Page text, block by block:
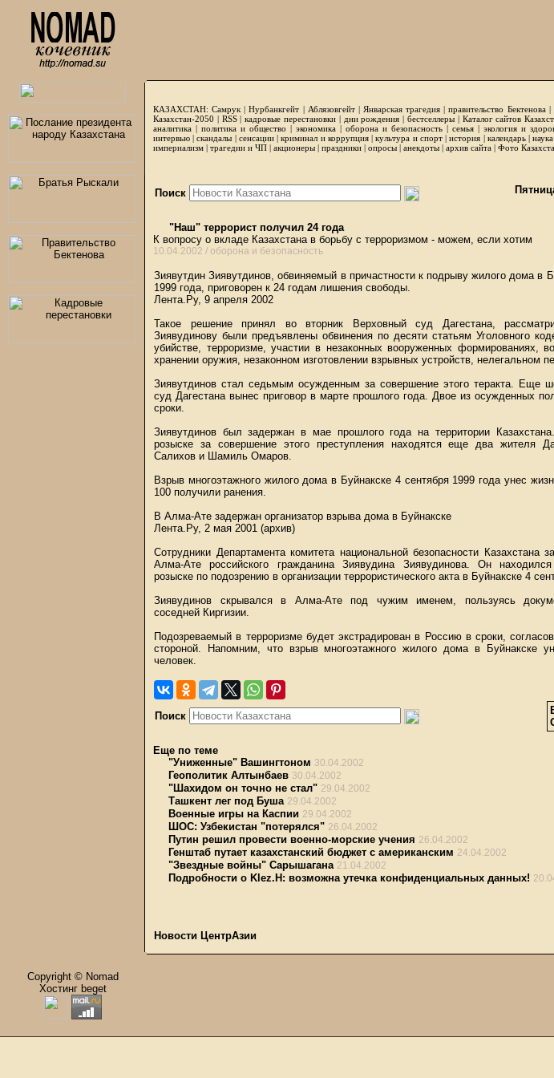
КАЗАХСТАН: Самрук |Нурбанкгейт | Аблязовгейт| Январская трагедия |правительство Бектенова|
Казахстан-2050 | RSS|кадровые перестановки| дни рождения | бестселлеры| Каталог сайтов
аналитика | политика и общество | экономика | оборона и безопасность | семья | экология и
интервью |скандалы | сенсации|криминал и коррупция|культура и спорт|история | календарь|
империализм | трагедии и ЧП | акционеры | праздники | опросы | анекдоты | архив сайта | Фото
Поиск
"Наш" террорист получил 24 года
К вопросу о вкладе Казахстана в борьбу с терроризмом - можем, если хотим
10.04.2002 / оборона и безопасность
Зиявутдин Зиявутдинов, обвиняемый в причастности к подрыву жилого дома в
1999 года, приговорен к 24 годам лишения свободы.
Лента.Ру, 9 апреля 2002
Такое решение принял во вторник Верховный суд Дагестана,
Зиявудинову были предъявлены обвинения по десяти статьям Уголовного
убийстве, терроризме, участии в незаконных вооруженных формированиях,
хранении оружия, незаконном изготовлении взрывных устройств, нелегальном
Зиявутдинов стал седьмым осужденным за совершение этого теракта. Еще
суд Дагестана вынес приговор в марте прошлого года. Двое из осужденных
сроки.
Зиявутдинов был задержан в мае прошлого года на территории
розыске за совершение этого преступления находятся еще два жителя
Салихов и Шамиль Омаров.
Взрыв многоэтажного жилого дома в Буйнакске 4 сентября 1999 года унес
100 получили ранения.
В Алма-Ате задержан организатор взрыва дома в Буйнакске
Лента.Ру, 2 мая 2001 (архив)
Сотрудники Департамента комитета национальной безопасности Казахстана
Алма-Ате российского гражданина Зиявудина Зиявудинова. Он
розыске по подозрению в организации террористического акта в Буйнакске 4
Зиявудинов скрывался в Алма-Ате под чужим именем, пользуясь
соседней Киргизии.
Подозреваемый в терроризме будет экстрадирован в Россию в сроки,
стороной. Напомним, что взрыв многоэтажного жилого дома в Буйнакске
человек.
Поиск
Еще по теме
"Униженные" Вашингтоном 30.04.2002
Геополитик Алтынбаев 30.04.2002
"Шахидом он точно не стал" 29.04.2002
Ташкент лег под Буша 29.04.2002
Военные игры на Каспии 29.04.2002
ШОС: Узбекистан "потерялся" 26.04.2002
Путин решил провести военно-морские учения 26.04.2002
Генштаб путает казахстанский бюджет с американским 24.04.2002
"Звездные войны" Сарышагана 21.04.2002
Подробности о Klez.H: возможна утечка конфиденциальных данных!
Новости ЦентрАзии
Copyright © Nomad
Хостинг beget